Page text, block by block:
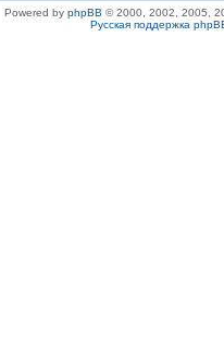
Powered by phpBB © 2000, 2002, 2005,
Русская поддержка